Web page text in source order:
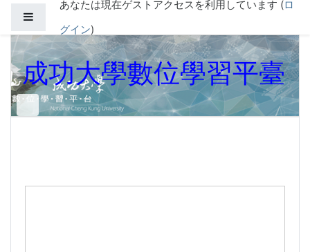
メインコンテンツへスキップする
あなたは現在ゲストアクセスを利用しています (ロ
グイン)
成功大學數位學習平臺